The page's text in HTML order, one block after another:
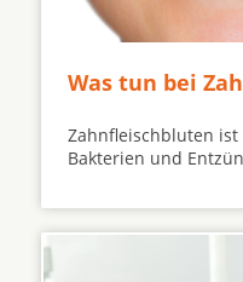
Was tun bei
Zahnfleischbluten
Bakterien und